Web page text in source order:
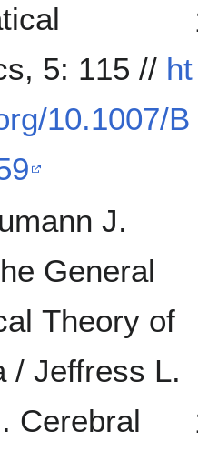
5: 115 // ht
10.1007/B
J.
General
Theory of
/ Jeffress L.
Cerebral